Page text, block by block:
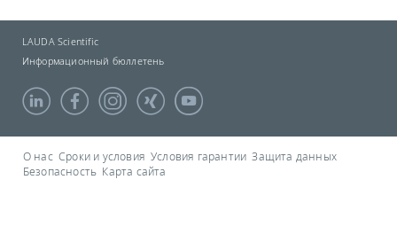
LAUDA Scientific
Информационный бюллетень
О нас Сроки и условия Условия гарантии Защита данных
Безопасность Карта сайта